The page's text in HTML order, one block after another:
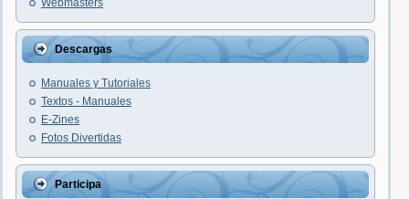
Webmasters
Descargas
Manuales y Tutoriales
Textos - Manuales
E-Zines
Fotos Divertidas
Participa